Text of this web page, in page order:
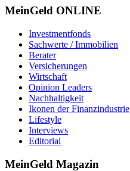
MeinGeld ONLINE
Investmentfonds
Sachwerte / Immobilien
Berater
Versicherungen
Wirtschaft
Opinion Leaders
Nachhaltigkeit
Ikonen der Finanzindustrie
Lifestyle
Interviews
Editorial
MeinGeld Magazin